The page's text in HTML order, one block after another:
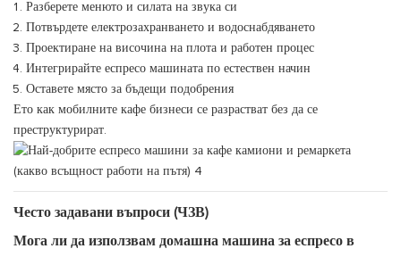
Разберете менюто и силата на звука си
Потвърдете електрозахранването и водоснабдяването
Проектиране на височина на плота и работен процес
Интегрирайте еспресо машината по естествен начин
Оставете място за бъдещи подобрения
Ето как мобилните кафе бизнеси се разрастват без да се
преструктурират.
Често задавани въпроси (ЧЗВ)
Мога ли да използвам домашна машина за еспресо в